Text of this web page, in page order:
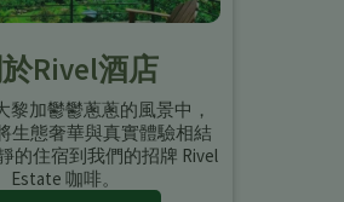
Rivel酒店
黎加鬱鬱蔥蔥的風景中，
生態奢華與真實體驗相結
的住宿到我們的招牌 Rivel
Estate 咖啡。